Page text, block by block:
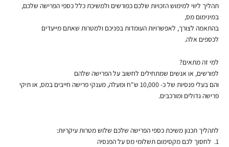
תהליך ליווי למימוש הזכויות שלכם כפורשים ולמשיכת כלל כספי הפרישה שלכם,
במינימום מס,
בהתאמה לצורך, לאפשרויות העומדות בפניכם ולמטרות שאתם מייעדים
לכספים אלה.
למי זה מתאים?
לפורשים, או אנשים שמתחילים לחשוב על הפרישה שלהם
והם בעלי פנסיות של כ- 10,000 ש"ח ומעלה, מענקי פרישה חייבים במס, או תיקי
פרישה גדולים ומורכבים.
לתהליך תכנון משיכת כספי הפרישה שלכם שלוש מטרות עיקריות:
1. לחסוך לכם מקסימום תשלומי מס על הפנסיה